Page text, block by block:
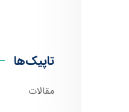
تاپیک‌ها
مقالات